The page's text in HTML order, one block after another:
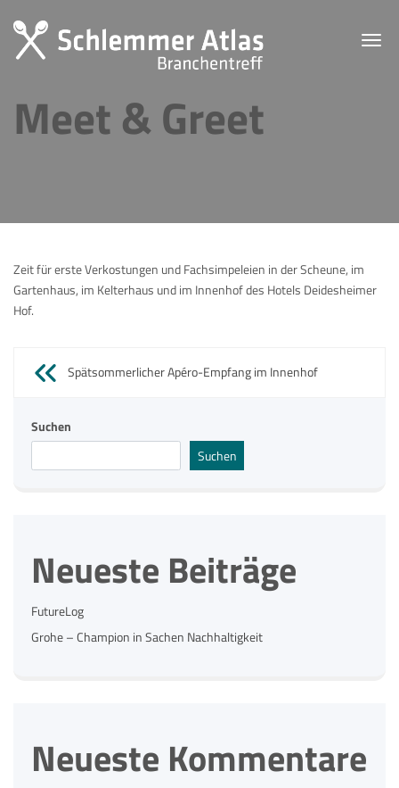
Meet & Greet
Zeit für erste Verkostungen und Fachsimpeleien in der Scheune, im
Gartenhaus, im Kelterhaus und im Innenhof des Hotels Deidesheimer
Hof.
Beitragsnavigation
Spätsommerlicher Apéro-Empfang im Innenhof
Suchen
Suchen
Neueste Beiträge
FutureLog
Grohe – Champion in Sachen Nachhaltigkeit
Neueste Kommentare